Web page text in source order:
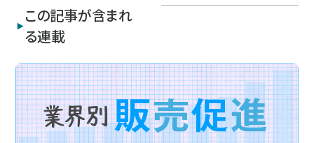
この記事が含まれ
る連載